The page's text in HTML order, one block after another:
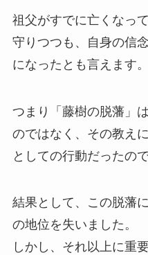
祖父がすでに亡くなっ
守りつつも、自身の信
になったとも言えます。
つまり「藤樹の脱藩」
のではなく、その教え
としての行動だったので
結果として、この脱藩
の地位を失いました。
しかし、それ以上に重